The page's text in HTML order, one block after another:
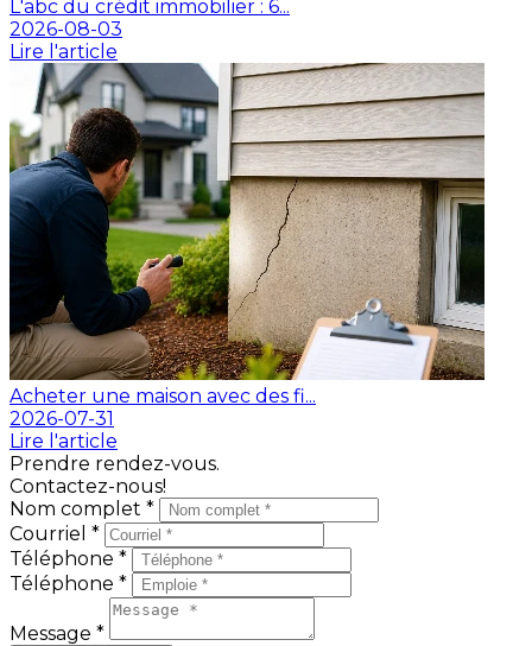
L'abc du crédit immobilier : 6...
2026-08-03
Lire l'article
Acheter une maison avec des fi...
2026-07-31
Lire l'article
Prendre rendez-vous.
Contactez-nous!
Nom complet *
Courriel *
Téléphone *
Téléphone *
Message *